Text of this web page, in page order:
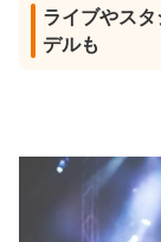
ライブやス
デルも